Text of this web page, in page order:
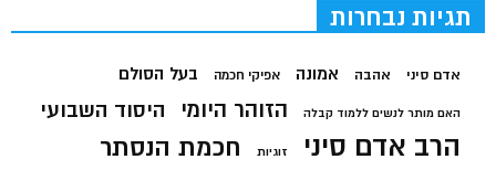
תגיות נבחרות
אדם סיני אהבה אמונה אפיקי חכמה בעל הסולם
האם מותר לנשים ללמוד קבלה הזוהר היומי היסוד השבועי
הרב אדם סיני זוגיות חכמת הנסתר